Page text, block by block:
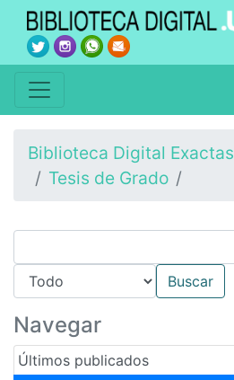
Biblioteca Digital Exactas
Tesis de Grado
Navegar
Últimos publicados